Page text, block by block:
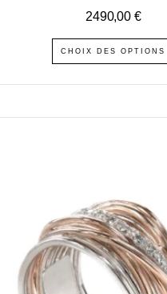
2490,00€
CHOIX DES OPTIONS